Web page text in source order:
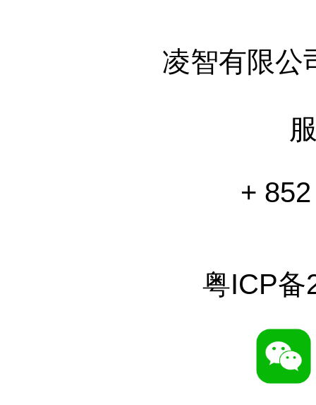
凌智有限公
+
粤ICP备